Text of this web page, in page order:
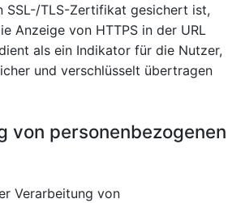
SSL-/TLS-Zertifikat gesichert ist,
Anzeige von HTTPS in der URL
als ein Indikator für die Nutzer,
und verschlüsselt übertragen
von personenbezogenen
Verarbeitung von